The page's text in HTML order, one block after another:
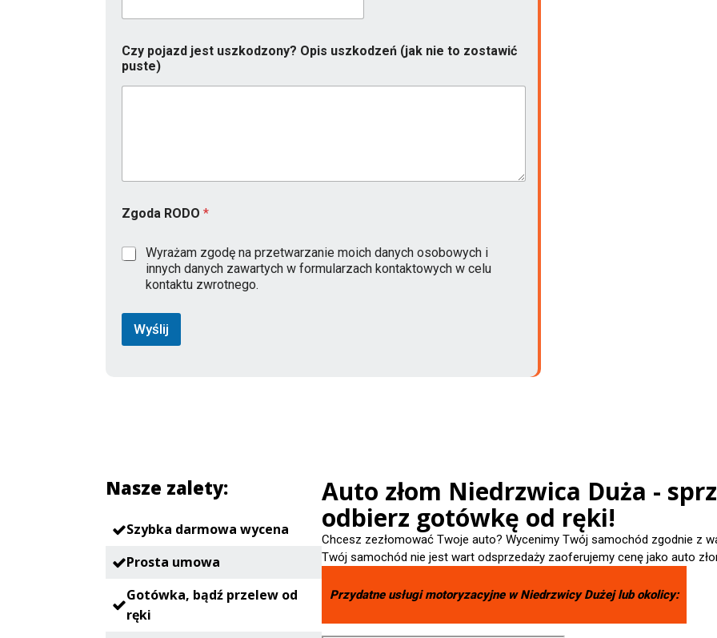
M
r
k
Czy pojazd jest uszkodzony? Opis uszkodzeń (jak nie to zostawić
puste)
Zgoda RODO *
Wyrażam zgodę na przetwarzanie moich danych osobowych i
innych danych zawartych w formularzach kontaktowych w celu
kontaktu zwrotnego.
Wyślij
Nasze zalety:
Szybka darmowa wycena
Prosta umowa
Gotówka, bądź przelew od
ręki
Auto złom Niedrzwica Duża -
odbierz gotówkę od ręki!
Chcesz zezłomować Twoje auto? Wycenimy Twój samochód zgodnie z
Twój samochód nie jest wart odsprzedaży zaoferujemy cenę jako auto
Przydatne usługi motoryzacyjne wNiedrzwicy Dużejlub okolicy: